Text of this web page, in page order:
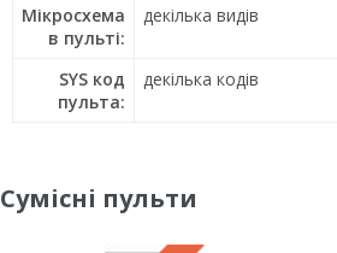
Мікросхема
в пульті:
декілька видів
SYS код
пульта:
декілька кодів
Сумісні пульти